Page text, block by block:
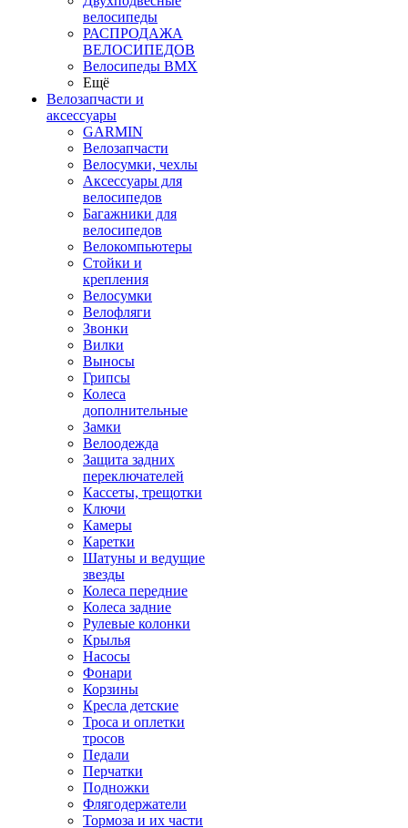
велосипеды
РАСПРОДАЖА
ВЕЛОСИПЕДОВ
Велосипеды BMX
Ещё
Велозапчасти и
аксессуары
GARMIN
Велозапчасти
Велосумки, чехлы
Аксессуары для
велосипедов
Багажники для
велосипедов
Велокомпьютеры
Стойки и
крепления
Велосумки
Велофляги
Звонки
Вилки
Выносы
Грипсы
Колеса
дополнительные
Замки
Велоодежда
Защита задних
переключателей
Кассеты, трещотки
Ключи
Камеры
Каретки
Шатуны и ведущие
звезды
Колеса передние
Колеса задние
Рулевые колонки
Крылья
Насосы
Фонари
Корзины
Кресла детские
Троса и оплетки
тросов
Педали
Перчатки
Подножки
Флягодержатели
Тормоза и их части